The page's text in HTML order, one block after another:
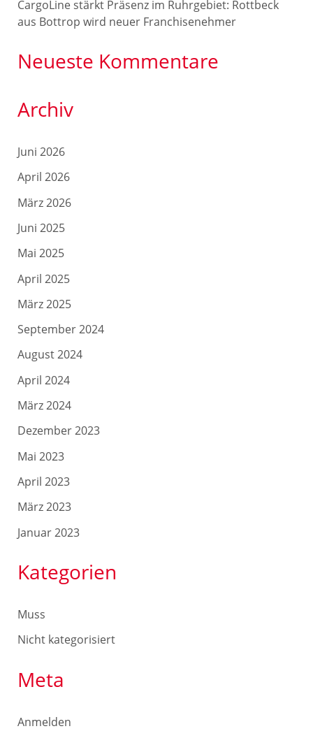
CargoLine stärkt Präsenz im Ruhrgebiet: Rottbeck
aus Bottrop wird neuer Franchisenehmer
Neueste Kommentare
Archiv
Juni 2026
April 2026
März 2026
Juni 2025
Mai 2025
April 2025
März 2025
September 2024
August 2024
April 2024
März 2024
Dezember 2023
Mai 2023
April 2023
März 2023
Januar 2023
Kategorien
Muss
Nicht kategorisiert
Meta
Anmelden